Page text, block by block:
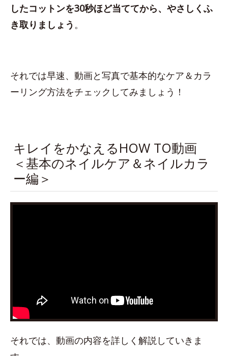
したコットンを30秒ほど当ててから、やさしくふ
き取りましょう 。
それでは早速、動画と写真で基本的なケア＆カラ
ーリング方法をチェックしてみましょう！
キレイをかなえるHOW TO動画
＜基本のネイルケア＆ネイルカラ
ー編＞
それでは、動画の内容を詳しく解説していきま